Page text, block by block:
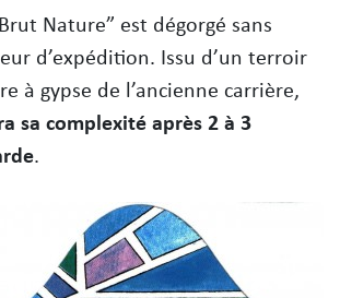
Nature” est dégorgé sans
d’expédition. Issu d’un terroir
à gypse de l’ancienne carrière,
sa complexité après 2 à 3
.